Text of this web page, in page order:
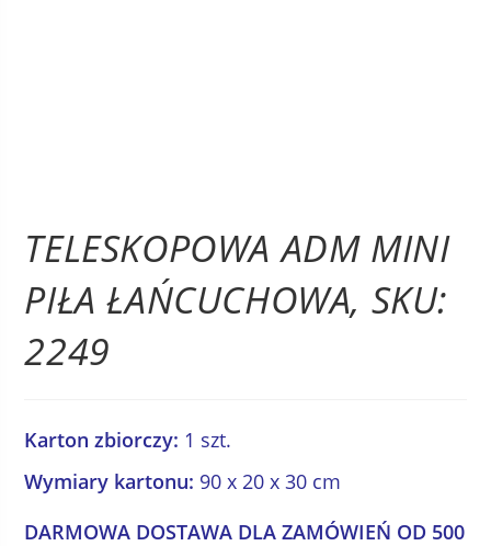
TELESKOPOWA ADM MINI
PIŁA ŁAŃCUCHOWA, SKU:
2249
Karton zbiorczy: 1 szt.
Wymiary kartonu: 90 x 20 x 30 cm
DARMOWA DOSTAWA DLA ZAMÓWIEŃ OD 500